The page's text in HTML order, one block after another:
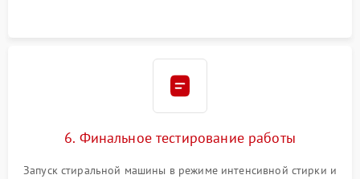
6. Финальное тестирование работы
Запуск стиральной машины в режиме интенсивной стирки и